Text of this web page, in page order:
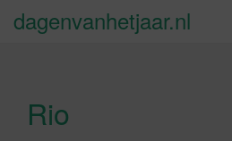
dagenvanhetjaar.nl
Rio